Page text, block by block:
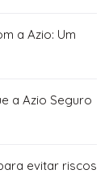
a Azio: Um
a Azio Seguro
evitar riscos